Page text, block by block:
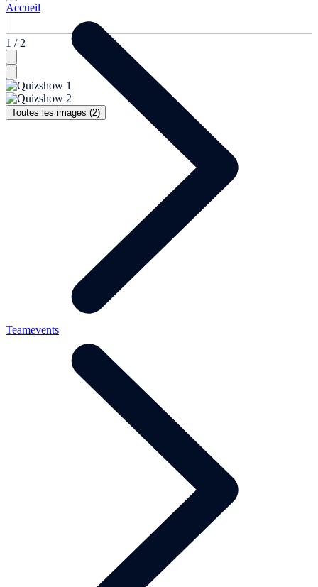
1 / 2
Toutes les images (2)
Accueil
Teamevents